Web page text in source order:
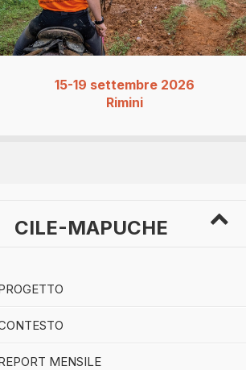
15-19 settembre 2026
Rimini
CILE-MAPUCHE
MENSILE